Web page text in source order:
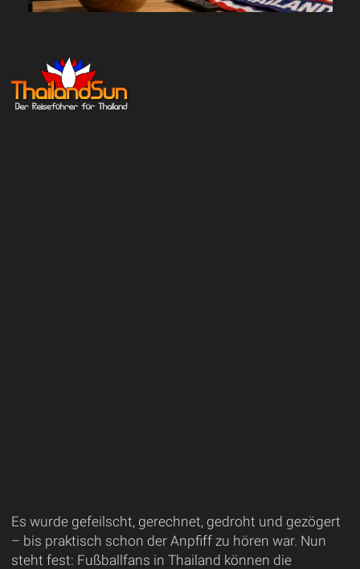
Es wurde gefeilscht, gerechnet, gedroht und gezögert
– bis praktisch schon der Anpfiff zu hören war. Nun
steht fest: Fußballfans in Thailand können die